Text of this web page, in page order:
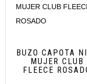
BUZO CAPOTA
MUJER CLUB
FLEECE